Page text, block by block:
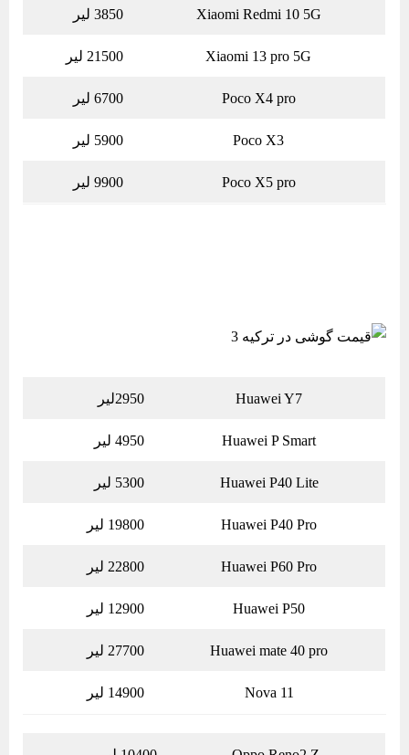
Xiaomi Redmi 10 5G 3850 لیر
Xiaomi 13 pro 5G 21500 لیر
Poco X4 pro 6700 لیر
Poco X3 5900 لیر
Poco X5 pro 9900 لیر
Huawei Y7 2950لیر
Huawei P Smart 4950 لیر
Huawei P40 Lite 5300 لیر
Huawei P40 Pro 19800 لیر
Huawei P60 Pro 22800 لیر
Huawei P50 12900 لیر
Huawei mate 40 pro 27700 لیر
Nova 11 14900 لیر